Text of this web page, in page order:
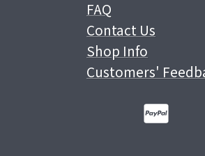
FAQ
Contact Us
Shop Info
Customers'